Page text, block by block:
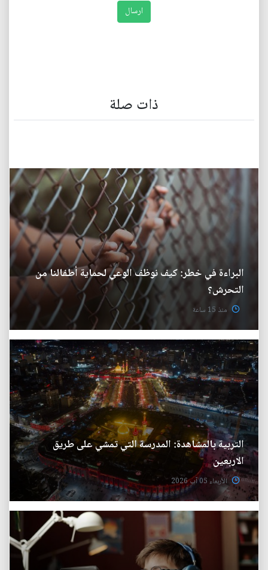
ذات صلة
البراءة في خطر: كيف نوظف الوعي لحماية أطفالنا من
التحرش؟
منذ 15 ساعة
التربية بالمشاهدة: المدرسة التي تمشي على طريق
الاربعين
الأربعاء 05 آب 2026